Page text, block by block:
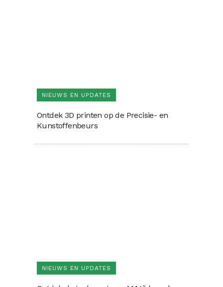
NIEUWS EN UPDATES
Ontdek 3D printen op de Precisie- en
Kunstoffenbeurs
NIEUWS EN UPDATES